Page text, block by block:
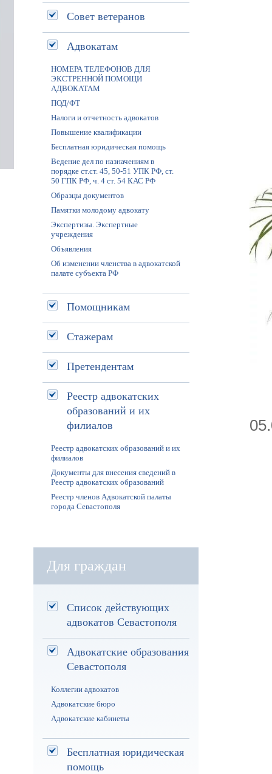
Совет ветеранов
Адвокатам
НОМЕРА ТЕЛЕФОНОВ ДЛЯ
ЭКСТРЕННОЙ ПОМОЩИ
АДВОКАТАМ
ПОД/ФТ
Налоги и отчетность адвокатов
Повышение квалификации
Бесплатная юридическая помощь
Ведение дел по назначениям в
порядке ст.ст. 45, 50-51 УПК РФ, ст.
50 ГПК РФ, ч. 4 ст. 54 КАС РФ
Образцы документов
Памятки молодому адвокату
Экспертизы. Экспертные
учреждения
Объявления
Об изменении членства в адвокатской
палате субъекта РФ
Помощникам
Стажерам
Претендентам
Реестр адвокатских
образований и их
филиалов
Реестр адвокатских образований и их
филиалов
Документы для внесения сведений в
Реестр адвокатских образований
Реестр членов Адвокатской палаты
города Севастополя
Для граждан
Список действующих
адвокатов Севастополя
Адвокатские образования
Севастополя
Коллегии адвокатов
Адвокатские бюро
Адвокатские кабинеты
Бесплатная юридическая
помощь